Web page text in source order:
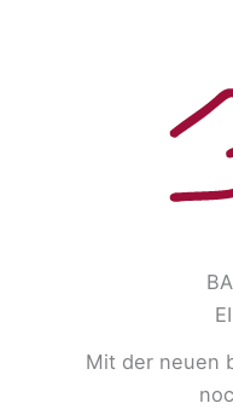
Mit der neuen